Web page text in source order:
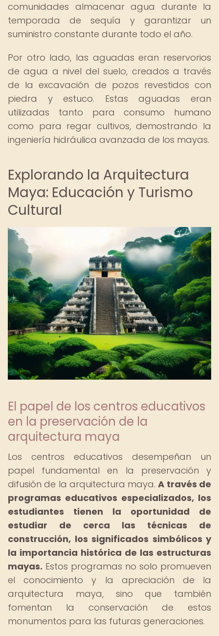
comunidades almacenar agua durante la
temporada de sequía y garantizar un
suministro constante durante todo el año.
Por otro lado, las aguadas eran reservorios
de agua a nivel del suelo, creados a través
de la excavación de pozos revestidos con
piedra y estuco. Estas aguadas eran
utilizadas tanto para consumo humano
como para regar cultivos, demostrando la
ingeniería hidráulica avanzada de los mayas.
Explorando la Arquitectura
Maya: Educación y Turismo
Cultural
El papel de los centros educativos
en la preservación de la
arquitectura maya
Los centros educativos desempeñan un
papel fundamental en la preservación y
difusión de la arquitectura maya.A través de
programas educativos especializados, los
estudiantes tienen la oportunidad de
estudiar de cerca las técnicas de
construcción, los significados simbólicos y
la importancia histórica de las estructuras
mayas. Estos programas no solo promueven
el conocimiento y la apreciación de la
arquitectura maya, sino que también
fomentan la conservación de estos
monumentos para las futuras generaciones.